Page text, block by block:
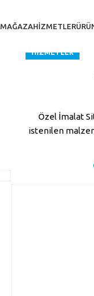
MAĞAZAHIZMETLER
HIZMETLER
Özel İmalat
istenilen